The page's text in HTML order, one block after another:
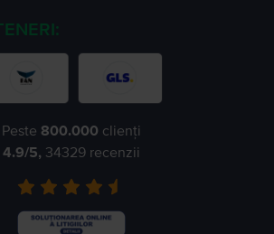
Peste 800.000 clienți
4.9/5, 34329 recenzii